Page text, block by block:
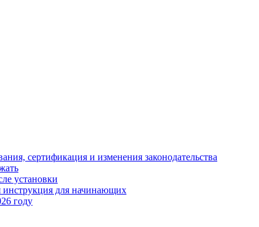
сертификация и изменения законодательства
установки
для начинающих
году